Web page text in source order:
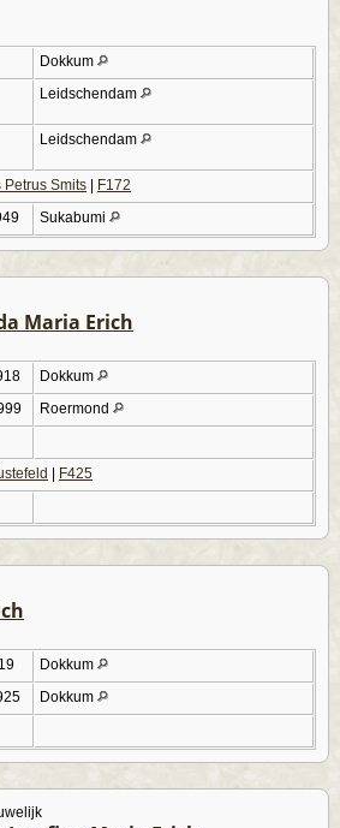
Dokkum
Leidschendam
Leidschendam
Petrus Smits F172
Sukabumi
Maria Erich
Dokkum
Roermond
F425
Dokkum
Dokkum